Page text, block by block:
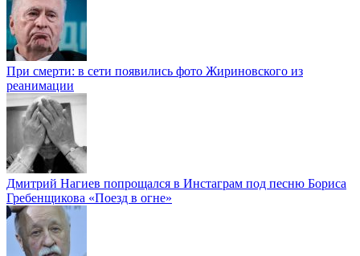
При смерти: в сети появились фото Жириновского из
реанимации
Дмитрий Нагиев попрощался в Инстаграм под песню Бориса
Гребенщикова «Поезд в огне»